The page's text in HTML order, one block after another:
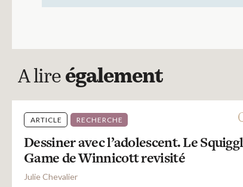
A lire également
ARTICLE RECHERCHE
Dessiner avec l’adolescent. Le
Game de Winnicott revisité
Julie Chevalier